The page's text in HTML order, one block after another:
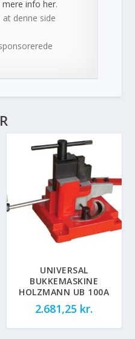
mere info her.
denne side
UNIVERSAL
BUKKEMASKINE
HOLZMANN UB 100A
2.681,25 kr.